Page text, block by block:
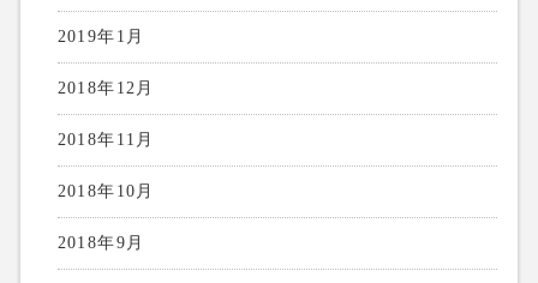
2019年1月
2018年12月
2018年11月
2018年10月
2018年9月